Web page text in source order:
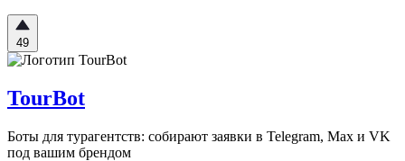
49
TourBot
Боты для турагентств: собирают заявки в Telegram, Max и VK
под вашим брендом